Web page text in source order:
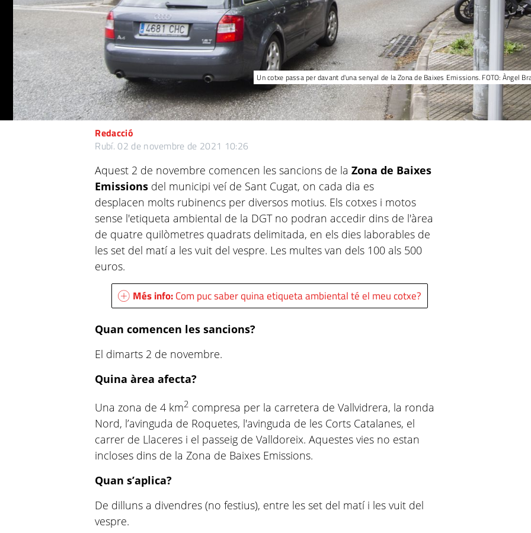
Un cotxe passa per davant d'una senyal de la Zona de Baixes Emissions. FOTO: Àngel
Redacció
Rubí. 02 de novembre de 2021 10:26
Aquest 2 de novembre comencen les sancions de laZona de Baixes
Emissions del municipi veí de Sant Cugat, on cada dia es
desplacen molts rubinencs per diversos motius. Els cotxes i motos
sense l'etiqueta ambiental de la DGT no podran accedir dins de l'àrea
de quatre quilòmetres quadrats delimitada, en els dies laborables de
les set del matí a les vuit del vespre. Les multes van dels 100 als 500
euros.
Més info:Com puc saber quina etiqueta ambiental té el meu cotxe?
Quan comencen les sancions?
El dimarts 2 de novembre.
Quina àrea afecta?
Una zona de 4 km2 compresa per la carretera de Vallvidrera, la ronda
Nord, l’avinguda de Roquetes, l'avinguda de les Corts Catalanes, el
carrer de Llaceres i el passeig de Valldoreix. Aquestes vies no estan
incloses dins de la Zona de Baixes Emissions.
Quan s’aplica?
De dilluns a divendres (no festius), entre les set del matí i les vuit del
vespre.